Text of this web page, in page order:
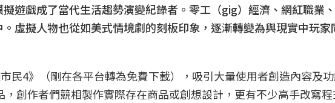
遊戲成了當代生活趨勢演變紀錄者。零工（gig）經濟、網紅職業
虛擬人物也從如美式情境劇的刻板印象，逐漸轉變為與現實中玩家
民4》（剛在各平台轉為免費下載），吸引大量使用者創造內容及
創作者們競相製作實際存在商品或創想設計，更有不少高手改寫程